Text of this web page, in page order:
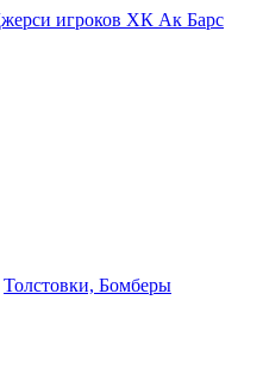
игроков ХК Ак Барс
Толстовки, Бомберы